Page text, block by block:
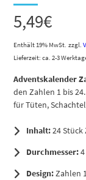
5,49€
Enthält 19% MwSt. zzgl.
Lieferzeit: ca. 2-3
Adventskalender
den Zahlen 1 bis
für Tüten,
Inhalt:24 Stück
Durchmesser:
Design:Zahlen